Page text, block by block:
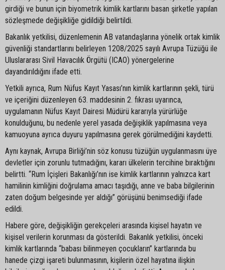
girdiği ve bunun için biyometrik kimlik kartlarını basan şirketle yapılan
sözleşmede değişikliğe gidildiği belirtildi.
Bakanlık yetkilisi, düzenlemenin AB vatandaşlarına yönelik ortak kimlik
güvenliği standartlarını belirleyen 1208/2025 sayılı Avrupa Tüzüğü ile
Uluslararası Sivil Havacılık Örgütü (ICAO) yönergelerine
dayandırıldığını ifade etti.
Yetkili ayrıca, Rum Nüfus Kayıt Yasası’nın kimlik kartlarının şekli, türü
ve içeriğini düzenleyen 63. maddesinin 2. fıkrası uyarınca,
uygulamanın Nüfus Kayıt Dairesi Müdürü kararıyla yürürlüğe
konulduğunu, bu nedenle yerel yasada değişiklik yapılmasına veya
kamuoyuna ayrıca duyuru yapılmasına gerek görülmediğini kaydetti.
Aynı kaynak, Avrupa Birliği’nin söz konusu tüzüğün uygulanmasını üye
devletler için zorunlu tutmadığını, kararı ülkelerin tercihine bıraktığını
belirtti. “Rum İçişleri Bakanlığı’nın ise kimlik kartlarının yalnızca kart
hamilinin kimliğini doğrulama amacı taşıdığı, anne ve baba bilgilerinin
zaten doğum belgesinde yer aldığı” görüşünü benimsediği ifade
edildi.
Habere göre, değişikliğin gerekçeleri arasında kişisel hayatın ve
kişisel verilerin korunması da gösterildi. Bakanlık yetkilisi, önceki
kimlik kartlarında “babası bilinmeyen çocukların” kartlarında bu
hanede çizgi işareti bulunmasının, kişilerin özel hayatına ilişkin